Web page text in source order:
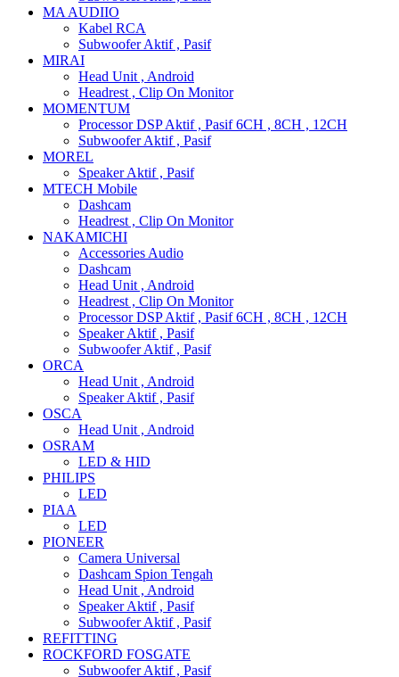
MA AUDIIO
Kabel RCA
Subwoofer Aktif , Pasif
MIRAI
Head Unit , Android
Headrest , Clip On Monitor
MOMENTUM
Processor DSP Aktif , Pasif 6CH , 8CH , 12CH
Subwoofer Aktif , Pasif
MOREL
Speaker Aktif , Pasif
MTECH Mobile
Dashcam
Headrest , Clip On Monitor
NAKAMICHI
Accessories Audio
Dashcam
Head Unit , Android
Headrest , Clip On Monitor
Processor DSP Aktif , Pasif 6CH , 8CH , 12CH
Speaker Aktif , Pasif
Subwoofer Aktif , Pasif
ORCA
Head Unit , Android
Speaker Aktif , Pasif
OSCA
Head Unit , Android
OSRAM
LED & HID
PHILIPS
LED
PIAA
LED
PIONEER
Camera Universal
Dashcam Spion Tengah
Head Unit , Android
Speaker Aktif , Pasif
Subwoofer Aktif , Pasif
REFITTING
ROCKFORD FOSGATE
Subwoofer Aktif , Pasif